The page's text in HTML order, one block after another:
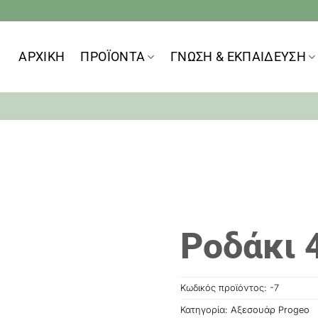
ΑΡΧΙΚΗ
ΠΡΟΪOΝΤΑ ΓΝΩΣΗ & ΕΚΠΑΙΔΕΥΣΗ
Ροδάκι
Κωδικός προϊόντος: -7
Κατηγορία: Αξεσουάρ Progeo